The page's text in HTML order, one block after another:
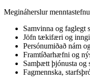
Megináherslur
Samvinna og faglegt
Jöfn tækifæri og
Persónumiðað nám
Framtíðarhæfni og
Samþætt þjónusta
Fagmennska,